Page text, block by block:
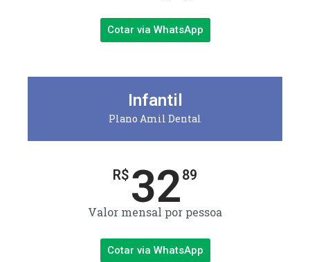
Cotar via WhatsApp
Infantil
Plano Amil Dental
R$ 3289
Valor mensal por pessoa
Cotar via WhatsApp